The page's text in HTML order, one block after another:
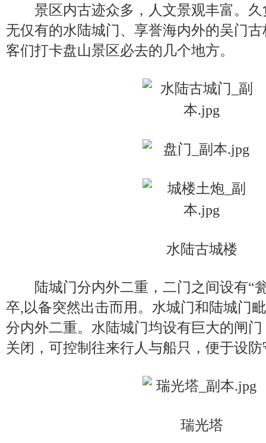
景区内古迹众多，人文景观丰富。久
无仅有的水陆城门、享誉海内外的吴门
客们打卡盘山景区必去的几个地方。
水陆古城楼
陆城门分内外二重，二门之间设有“
卒,以备突然出击而用。水城门和陆城门
分内外二重。水陆城门均设有巨大的闸
关闭，可控制往来行人与船只，便于设
瑞光塔